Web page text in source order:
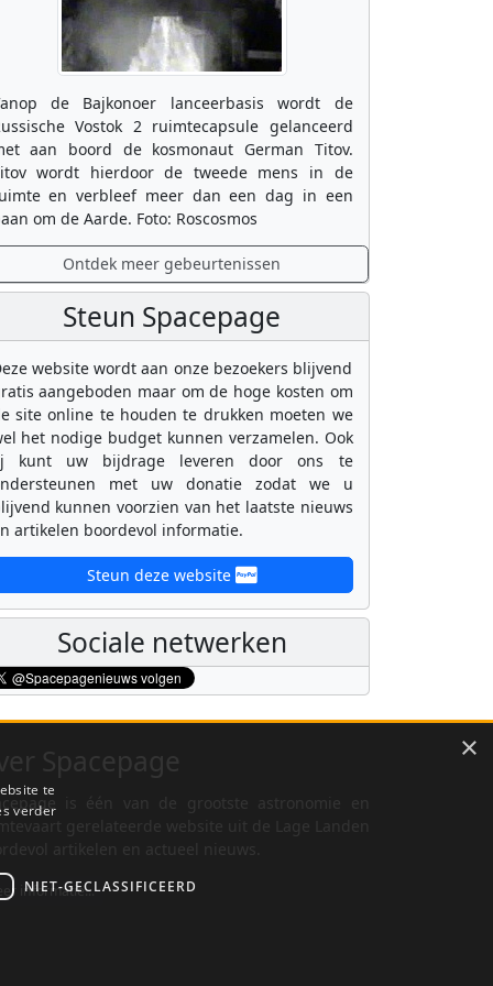
de Bajkonoer lanceerbasis wordt de
Vostok 2 ruimtecapsule gelanceerd
aan boord de kosmonaut German Titov.
wordt hierdoor de tweede mens in de
en verbleef meer dan een dag in een
om de Aarde. Foto: Roscosmos
Ontdek meer gebeurtenissen
Steun Spacepage
website wordt aan onze bezoekers blijvend
aangeboden maar om de hoge kosten om
site online te houden te drukken moeten we
het nodige budget kunnen verzamelen. Ook
kunt uw bijdrage leveren door ons te
met uw donatie zodat we u
kunnen voorzien van het laatste nieuws
artikelen boordevol informatie.
Steun deze website
Sociale netwerken
is één van de grootste astronomie en
informatie...
×
te
verder
NIET-GECLASSIFICEERD